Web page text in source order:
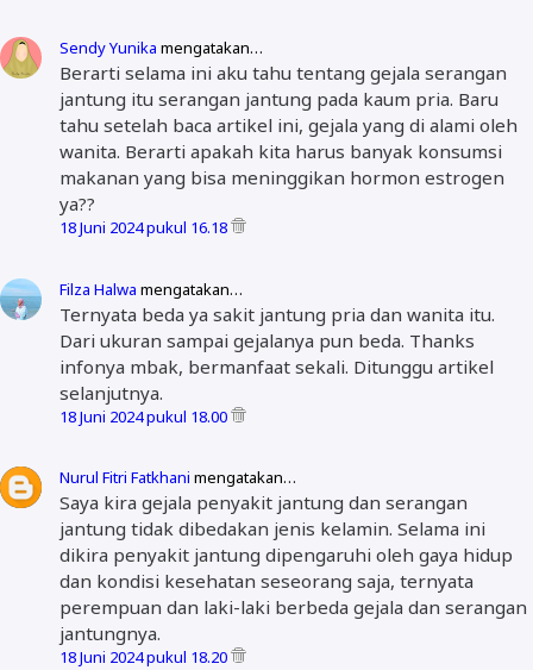
Sendy Yunika mengatakan…
Berarti selama ini aku tahu tentang gejala serangan
jantung itu serangan jantung pada kaum pria. Baru
tahu setelah baca artikel ini, gejala yang di alami oleh
wanita. Berarti apakah kita harus banyak konsumsi
makanan yang bisa meninggikan hormon estrogen
ya??
18 Juni 2024 pukul 16.18
Filza Halwa mengatakan…
Ternyata beda ya sakit jantung pria dan wanita itu.
Dari ukuran sampai gejalanya pun beda. Thanks
infonya mbak, bermanfaat sekali. Ditunggu artikel
selanjutnya.
18 Juni 2024 pukul 18.00
Nurul Fitri Fatkhani mengatakan…
Saya kira gejala penyakit jantung dan serangan
jantung tidak dibedakan jenis kelamin. Selama ini
dikira penyakit jantung dipengaruhi oleh gaya hidup
dan kondisi kesehatan seseorang saja, ternyata
perempuan dan laki-laki berbeda gejala dan serangan
jantungnya.
18 Juni 2024 pukul 18.20